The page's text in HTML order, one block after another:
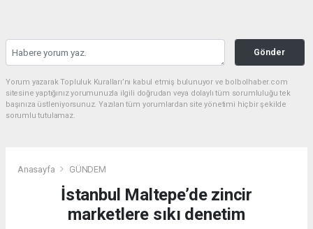
Gönder
Yorum yazarak Topluluk Kuralları’nı kabul etmiş bulunuyor ve bolbolhaber.com
sitesine yaptığınız yorumunuzla ilgili doğrudan veya dolaylı tüm sorumluluğu tek
başınıza üstleniyorsunuz. Yazılan tüm yorumlardan site yönetimi hiçbir şekilde
sorumlu tutulamaz.
Anasayfa GÜNDEM
İstanbul Maltepe’de zincir
marketlere sıkı denetim